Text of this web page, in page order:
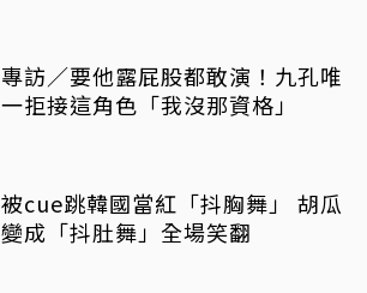
專訪／要他露屁股都敢演！九孔唯
一拒接這角色「我沒那資格」
被cue跳韓國當紅「抖胸舞」 胡瓜
變成「抖肚舞」全場笑翻